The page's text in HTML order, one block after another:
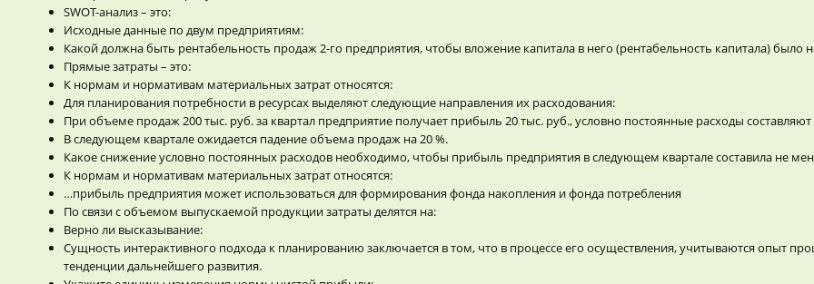
SWOT-анализ – это:
Исходные данные по двум предприятиям:
Какой должна быть рентабельность продаж 2-го предприятия, чтобы вложение капитала в него (рентабельность капитала) было
Прямые затраты – это:
К нормам и нормативам материальных затрат относятся:
Для планирования потребности в ресурсах выделяют следующие направления их расходования:
При объеме продаж 200 тыс. руб. за квартал предприятие получает прибыль 20 тыс. руб., условно постоянные расходы составляют
В следующем квартале ожидается падение объема продаж на 20 %.
Какое снижение условно постоянных расходов необходимо, чтобы прибыль предприятия в следующем квартале составила не
К нормам и нормативам материальных затрат относятся:
…прибыль предприятия может использоваться для формирования фонда накопления и фонда потребления
По связи с объемом выпускаемой продукции затраты делятся на:
Верно ли высказывание:
Сущность интерактивного подхода к планированию заключается в том, что в процессе его осуществления, учитываются опыт
тенденции дальнейшего развития.